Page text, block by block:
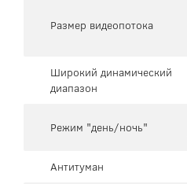
Размер видеопотока
Широкий динамический
диапазон
Режим "день/ночь"
Антитуман